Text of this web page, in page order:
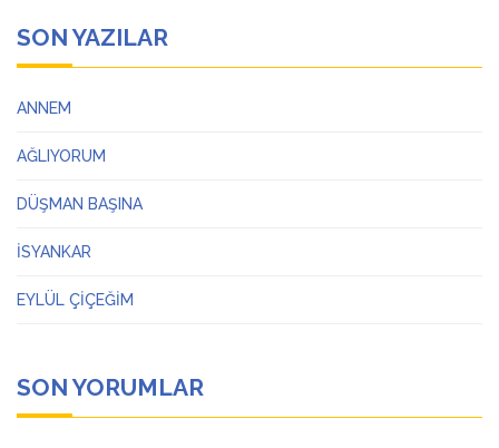
SON YAZILAR
ANNEM
AĞLIYORUM
DÜŞMAN BAŞINA
İSYANKAR
EYLÜL ÇİÇEĞİM
SON YORUMLAR